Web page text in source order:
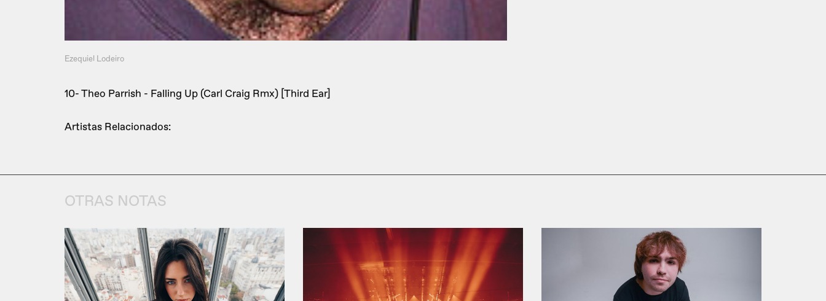
Ezequiel Lodeiro
10- Theo Parrish - Falling Up (Carl Craig Rmx) [Third Ear]
Artistas Relacionados:
OTRAS NOTAS